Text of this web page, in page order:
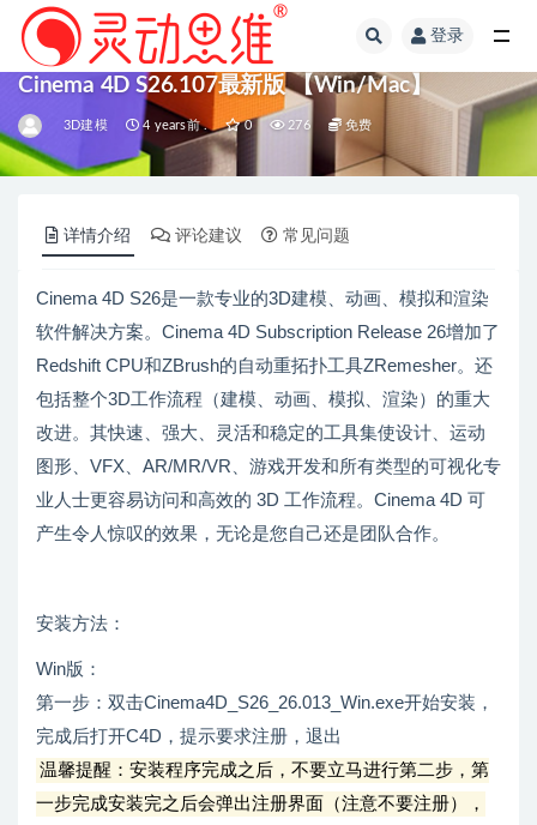
登录
Cinema 4D S26.107最新版 【Win/Mac】
3D建模 4 years前 . 0 276 免费
详情介绍 评论建议 常见问题
Cinema 4D S26是一款专业的3D建模、动画、模拟和渲染
软件解决方案。Cinema 4D Subscription Release 26增加了
Redshift CPU和ZBrush的自动重拓扑工具ZRemesher。还
包括整个3D工作流程（建模、动画、模拟、渲染）的重大
改进。其快速、强大、灵活和稳定的工具集使设计、运动
图形、VFX、AR/MR/VR、游戏开发和所有类型的可视化专
业人士更容易访问和高效的 3D 工作流程。Cinema 4D 可
产生令人惊叹的效果，无论是您自己还是团队合作。
安装方法：
Win版：
第一步：双击Cinema4D_S26_26.013_Win.exe开始安装，
完成后打开C4D，提示要求注册，退出
温馨提醒：安装程序完成之后，不要立马进行第二步，第
一步完成安装完之后会弹出注册界面（注意不要注册），
全部